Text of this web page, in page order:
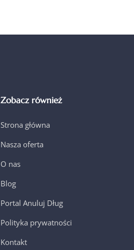
Zobacz również
Strona główna
Nasza oferta
O nas
Blog
Portal Anuluj Dług
Polityka prywatności
Kontakt